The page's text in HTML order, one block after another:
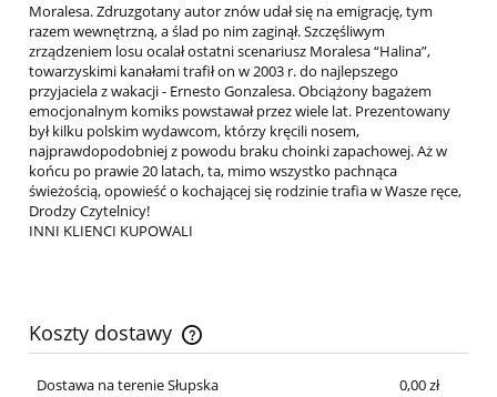
Moralesa. Zdruzgotany autor znów udał się na emigrację, tym
razem wewnętrzną, a ślad po nim zaginął. Szczęśliwym
zrządzeniem losu ocalał ostatni scenariusz Moralesa “Halina”,
towarzyskimi kanałami trafił on w 2003 r. do najlepszego
przyjaciela z wakacji - Ernesto Gonzalesa. Obciążony bagażem
emocjonalnym komiks powstawał przez wiele lat. Prezentowany
był kilku polskim wydawcom, którzy kręcili nosem,
najprawdopodobniej z powodu braku choinki zapachowej. Aż w
końcu po prawie 20 latach, ta, mimo wszystko pachnąca
świeżością, opowieść o kochającej się rodzinie trafia w Wasze ręce,
Drodzy Czytelnicy!
INNI KLIENCI KUPOWALI
Koszty dostawy
Cena nie zawiera ewentualnych kosztów płatności
Dostawa na terenie Słupska
0,00 zł